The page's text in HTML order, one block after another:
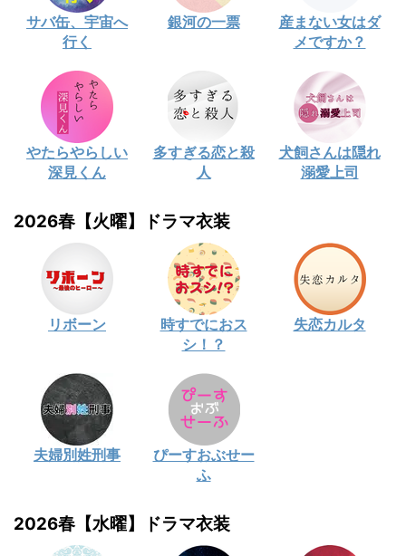
サバ缶、宇宙へ
行く
銀河の一票
産まない女はダ
メですか？
やたらやらしい
深見くん
多すぎる恋と殺
人
犬飼さんは隠れ
溺愛上司
2026春【火曜】ドラマ衣装
リボーン
時すでにおス
シ！？
失恋カルタ
夫婦別姓刑事
ぴーすおぶせー
ふ
2026春【水曜】ドラマ衣装